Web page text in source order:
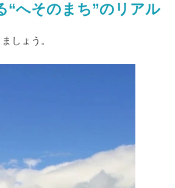
“へそのまち”のリアル
しょう。